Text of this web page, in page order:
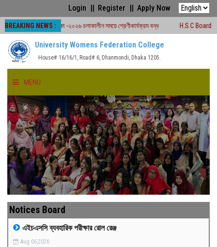
Login Register Apply Now
BREAKING NEWS :
বোর্ড পরীক্ষা -২০২৬ চলাকালীন সময়ে শ্রেণীকার্যক্রম বন্ধ H.S.C Board Exam Seat
University Womens Federation College
House# 16/16/1, Road# 6, Dhanmondi, Dhaka 1205.
MENU
HOME
ABOUT US
FACULTIES
ACADEMICS
GALLERY
MEDIA
Notices Board
এইচএসসি ব্যবহারিক পরীক্ষার রোল রেঞ্জ
Aug 06,2026